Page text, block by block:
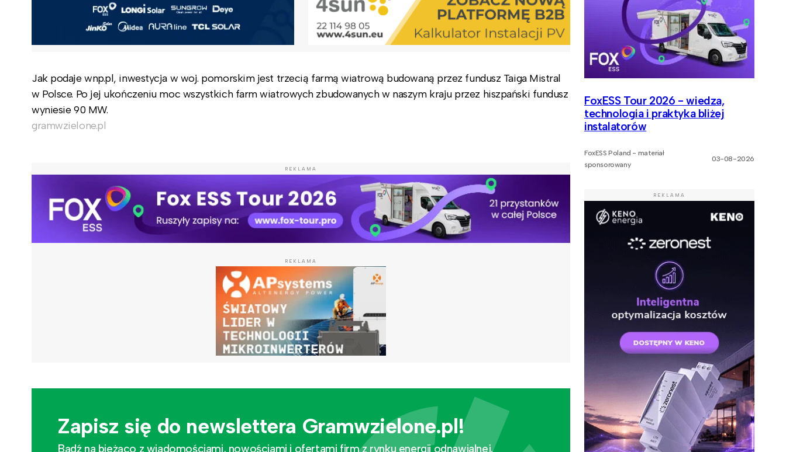
Jak podaje wnp.pl, inwestycja w woj. pomorskim jest trzecią farmą wiatrową budowaną przez fundusz Taiga Mistral
w Polsce. Po jej ukończeniu moc wszystkich farm wiatrowych zbudowanych w naszym kraju przez hiszpański fundusz
wyniesie 90 MW.
gramwzielone.pl
REKLAMA
REKLAMA
Zapisz się do newslettera Gramwzielone.pl!
Bądź na bieżąco z wiadomościami, nowościami i ofertami firm z rynku energii odnawialnej.
FoxESS Tour 2026 - wiedza,
technologia i praktyka bliżej
instalatorów
FoxESS Poland - materiał
sponsorowany
03-08-2026
REKLAMA